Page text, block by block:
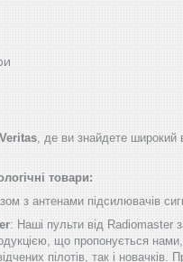
, де ви знайдете широкий
товари:
з антенами підсилювачів
: Наші пульти від Radiomaster
що пропонується нами,
пілотів, так і новачків.